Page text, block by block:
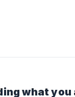
what you